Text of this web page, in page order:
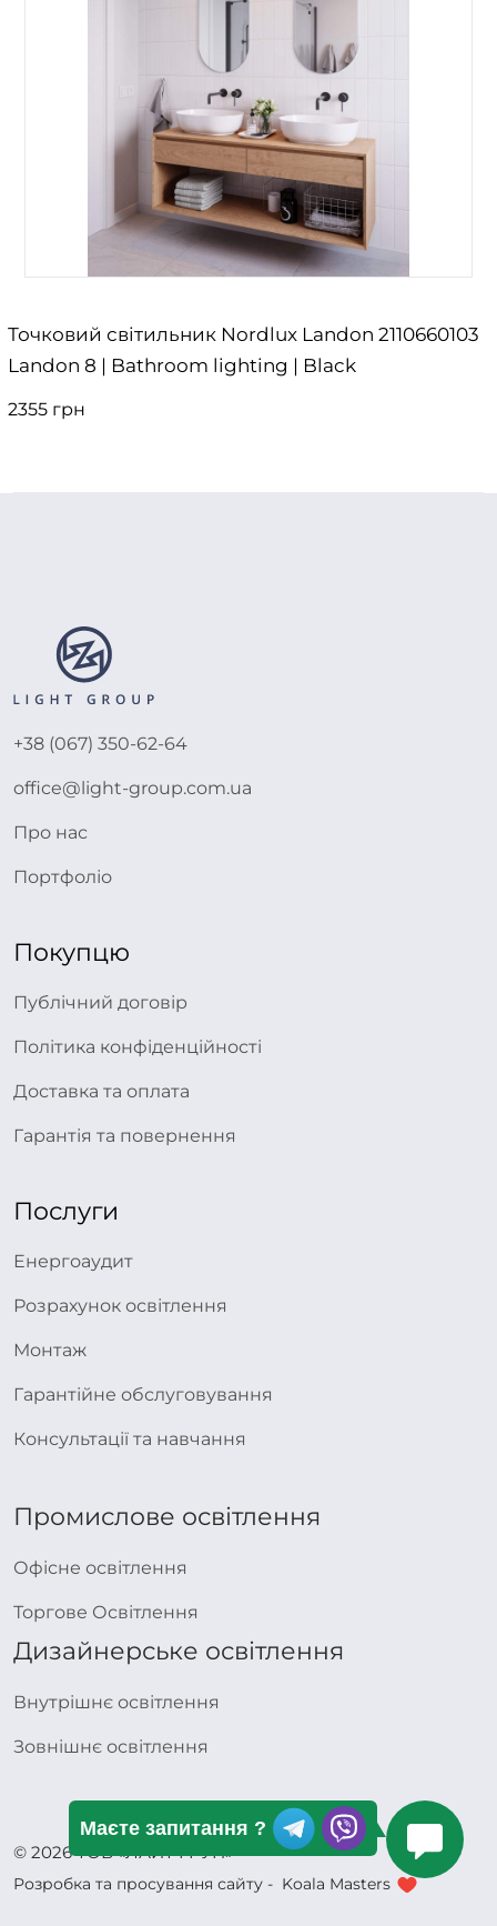
Точковий світильник Nordlux Landon 2110660103
Landon 8 | Bathroom lighting | Black
2355 грн
+38 (067) 350-62-64
office@light-group.com.ua
Про нас
Портфоліо
Покупцю
Публічний договір
Політика конфіденційності
Доставка та оплата
Гарантія та повернення
Послуги
Енергоаудит
Розрахунок освітлення
Монтаж
Гарантійне обслуговування
Консультації та навчання
Промислове освітлення
Офісне освітлення
Торгове Освітлення
Дизайнерське освітлення
Внутрішнє освітлення
Зовнішнє освітлення
© 2026 ТОВ «ЛАЙТ ГРУП»
Розробка та просування сайту - Koala Masters
Маєте запитання ?